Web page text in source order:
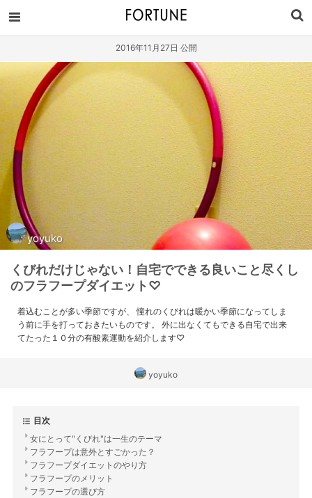
2016年11月27日 公開
yoyuko
くびれだけじゃない！自宅でできる良いこと尽くし
のフラフープダイエット♡
着込むことが多い季節ですが、 憧れのくびれは暖かい季節になってしま
う前に手を打っておきたいものです。 外に出なくてもできる自宅で出来
てたった１０分の有酸素運動を紹介します♡
yoyuko
目次
女にとって"くびれ"は一生のテーマ
フラフープは意外とすごかった？
フラフープダイエットのやり方
フラフープのメリット
フラフープの選び方